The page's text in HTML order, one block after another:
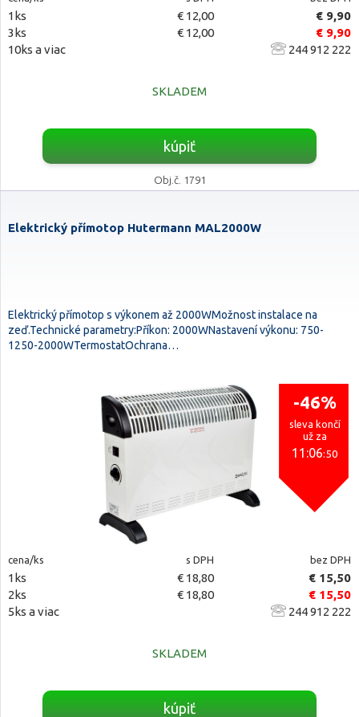
1ks € 12,00
€ 9,90
3ks
€ 12,00
€ 9,90
10ks a viac
244 912 222
SKLADEM
kúpiť
Obj.č. 1791
Elektrický přímotop Hutermann MAL2000W
Elektrický přímotop s výkonem až 2000WMožnost instalace na
zeď.Technické parametry:Příkon: 2000WNastavení výkonu: 750-
1250-2000WTermostatOchrana…
-46%
sleva končí
už za
11:06:50
cena/ks s DPH bez DPH
1ks € 18,80
€ 15,50
2ks
€ 18,80
€ 15,50
5ks a viac
244 912 222
SKLADEM
kúpiť